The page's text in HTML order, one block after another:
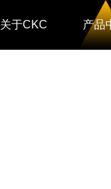
关于CKC 产品